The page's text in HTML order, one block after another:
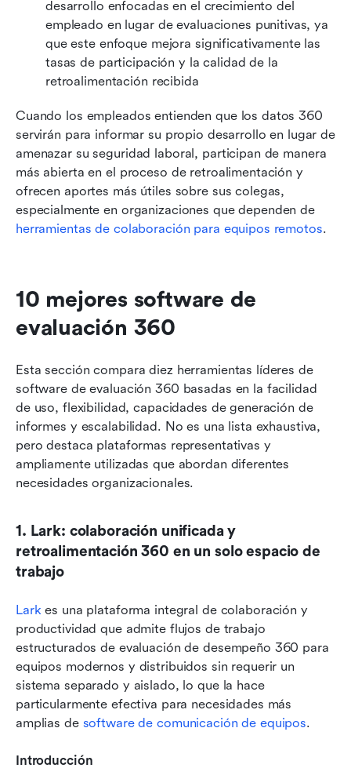
desarrollo enfocadas en el crecimiento del
empleado en lugar de evaluaciones punitivas, ya
que este enfoque mejora significativamente las
tasas de participación y la calidad de la
retroalimentación recibida
Cuando los empleados entienden que los datos 360
servirán para informar su propio desarrollo en lugar de
amenazar su seguridad laboral, participan de manera
más abierta en el proceso de retroalimentación y
ofrecen aportes más útiles sobre sus colegas,
especialmente en organizaciones que dependen de
herramientas de colaboración para equipos remotos.
10 mejores software de
evaluación 360
Esta sección compara diez herramientas líderes de
software de evaluación 360 basadas en la facilidad
de uso, flexibilidad, capacidades de generación de
informes y escalabilidad. No es una lista exhaustiva,
pero destaca plataformas representativas y
ampliamente utilizadas que abordan diferentes
necesidades organizacionales.
1. Lark: colaboración unificada y
retroalimentación 360 en un solo espacio de
trabajo
Lark es una plataforma integral de colaboración y
productividad que admite flujos de trabajo
estructurados de evaluación de desempeño 360 para
equipos modernos y distribuidos sin requerir un
sistema separado y aislado, lo que la hace
particularmente efectiva para necesidades más
amplias de software de comunicación de equipos.
Introducción